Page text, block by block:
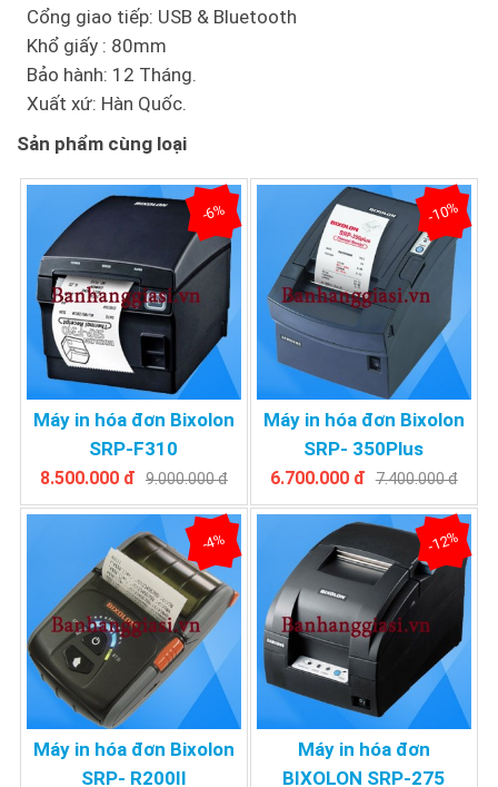
Cổng giao tiếp: USB & Bluetooth
Khổ giấy : 80mm
Bảo hành: 12 Tháng.
Xuất xứ: Hàn Quốc.
Sản phẩm cùng loại
Máy in hóa đơn Bixolon
SRP-F310
-6%
8.500.000 đ 9.000.000 đ
Máy in hóa đơn Bixolon
SRP- 350Plus
-10%
6.700.000 đ 7.400.000 đ
Máy in hóa đơn Bixolon
SRP- R200II
-4%
Máy in hóa đơn
BIXOLON SRP-275
-12%